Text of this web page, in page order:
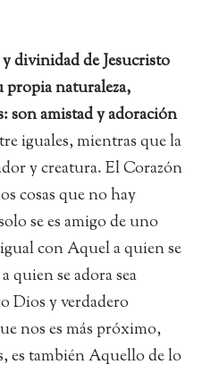
divinidad de Jesucristo
propia naturaleza,
son amistad y adoración
iguales, mientras que la
y creatura. El Corazón
cosas que no hay
se es amigo de uno
con Aquel a quien se
quien se adora sea
Dios y verdadero
nos es más próximo,
es también Aquello de lo